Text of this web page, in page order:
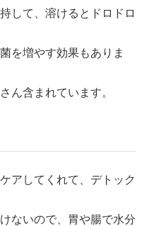
して、溶けるとドロドロ
を増やす効果もありま
ん含まれています。
アしてくれて、デトック
ないので、胃や腸で水分